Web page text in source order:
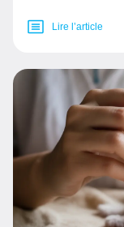
Lire l’article